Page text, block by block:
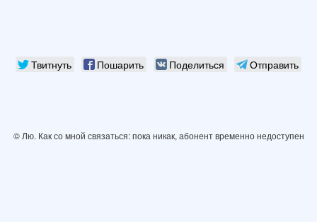
Твитнуть Пошарить Поделиться Отправить
© Лю. Как со мной связаться: пока никак, абонент временно недоступен